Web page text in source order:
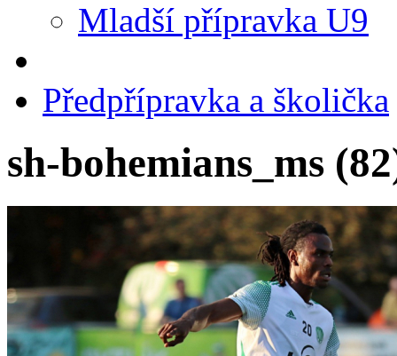
Mladší přípravka U9
Předpřípravka a školička
sh-bohemians_ms